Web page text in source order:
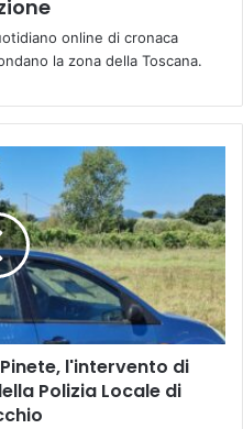
online di cronaca
la zona della Toscana.
l'intervento di
Polizia Locale di